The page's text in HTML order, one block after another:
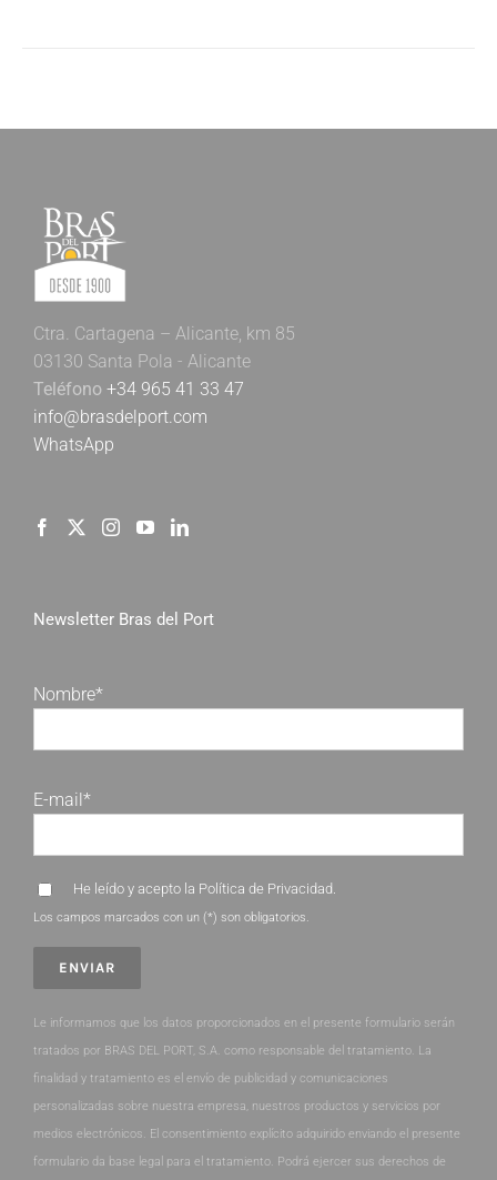
Ctra. Cartagena – Alicante, km 85
03130 Santa Pola - Alicante
Teléfono +34 965 41 33 47
info@brasdelport.com
WhatsApp
Newsletter Bras del Port
Nombre*
E-mail*
He leído y acepto la Política de Privacidad
Los campos marcados con un (*) son obligatorios.
Le informamos que los datos proporcionados en el presente formulario serán
tratados por BRAS DEL PORT, S.A. como responsable del tratamiento. La
finalidad y tratamiento es el envío de publicidad y comunicaciones
personalizadas sobre nuestra empresa, nuestros productos y servicios por
medios electrónicos. El consentimiento explícito adquirido enviando el presente
formulario da base legal para el tratamiento. Podrá ejercer sus derechos de